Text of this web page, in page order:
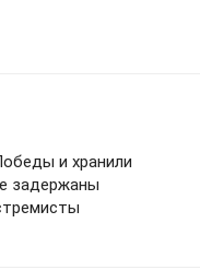
и хранили
задержаны